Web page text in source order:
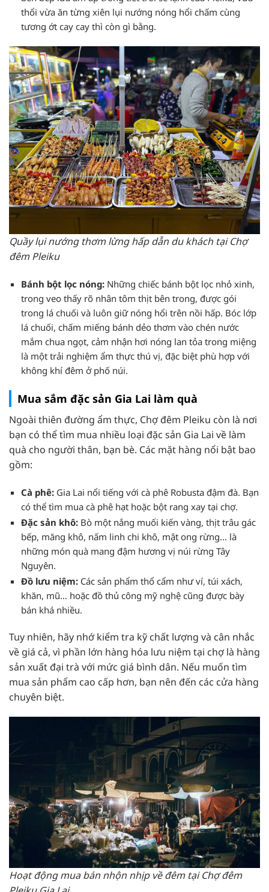
thổi vừa ăn từng xiên lụi nướng nóng hổi chấm cùng
tương ớt cay cay thì còn gì bằng.
Quầy lụi nướng thơm lừng hấp dẫn du khách tại Chợ
đêm Pleiku
Bánh bột lọc nóng:Những chiếc bánh bột lọc nhỏ xinh,
trong veo thấy rõ nhân tôm thịt bên trong, được gói
trong lá chuối và luôn giữ nóng hổi trên nồi hấp. Bóc lớp
lá chuối, chấm miếng bánh dẻo thơm vào chén nước
mắm chua ngọt, cảm nhận hơi nóng lan tỏa trong miệng
là một trải nghiệm ẩm thực thú vị, đặc biệt phù hợp với
không khí đêm ở phố núi.
Mua sắm đặc sản Gia Lai làm quà
Ngoài thiên đường ẩm thực, Chợ đêm Pleiku còn là nơi
bạn có thể tìm mua nhiều loại đặc sản Gia Lai về làm
quà cho người thân, bạn bè. Các mặt hàng nổi bật bao
gồm:
Cà phê:Gia Lai nổi tiếng với cà phê Robusta đậm đà. Bạn
có thể tìm mua cà phê hạt hoặc bột rang xay tại chợ.
Đặc sản khô:Bò một nắng muối kiến vàng, thịt trâu gác
bếp, măng khô, nấm linh chi khô, mật ong rừng… là
những món quà mang đậm hương vị núi rừng Tây
Nguyên.
Đồ lưu niệm:Các sản phẩm thổ cẩm như ví, túi xách,
khăn, mũ… hoặc đồ thủ công mỹ nghệ cũng được bày
bán khá nhiều.
Tuy nhiên, hãy nhớ kiểm tra kỹ chất lượng và cân nhắc
về giá cả, vì phần lớn hàng hóa lưu niệm tại chợ là hàng
sản xuất đại trà với mức giá bình dân. Nếu muốn tìm
mua sản phẩm cao cấp hơn, bạn nên đến các cửa hàng
chuyên biệt.
Hoạt động mua bán nhộn nhịp về đêm tại Chợ đêm